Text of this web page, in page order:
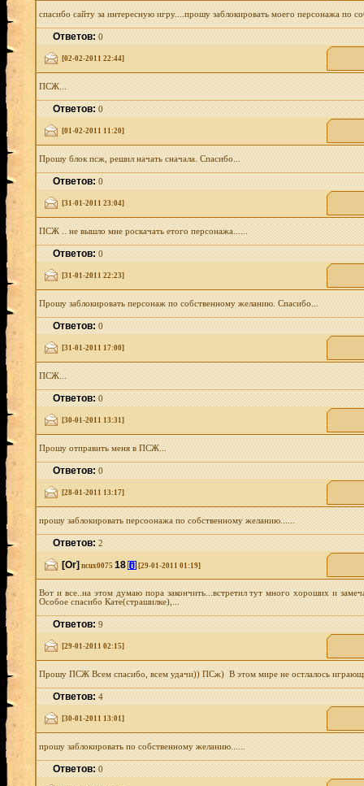
спасибо сайту за интересную игру....прошу заблокировать моего персонажа по
Ответов:0
[02-02-2011 22:44]
ПСЖ...
Ответов:0
[01-02-2011 11:20]
Прошу блок псж, решил начать сначала. Спасибо...
Ответов:0
[31-01-2011 23:04]
ПСЖ .. не вышло мне роскачать етого персонажа......
Ответов:0
[31-01-2011 22:23]
Прошу заблокировать персонаж по собственному желанию. Спасибо...
Ответов:0
[31-01-2011 17:00]
ПСЖ...
Ответов:0
[30-01-2011 13:31]
Прошу отправить меня в ПСЖ...
Ответов:0
[28-01-2011 13:17]
прошу заблокировать персоонажа по собственному желанию......
Ответов:2
[Or] ncux0075 18 [i] [29-01-2011 01:19]
Вот и все..на этом думаю пора закончить...встретил тут много хороших и
Особое спасибо Кате(страшилке),...
Ответов:9
[29-01-2011 02:15]
Прошу ПСЖ Всем спасибо, всем удачи)) ПСж) В этом мире не остлалось
Ответов:4
[30-01-2011 13:01]
прошу заблокировать по собственному желанию......
Ответов:0